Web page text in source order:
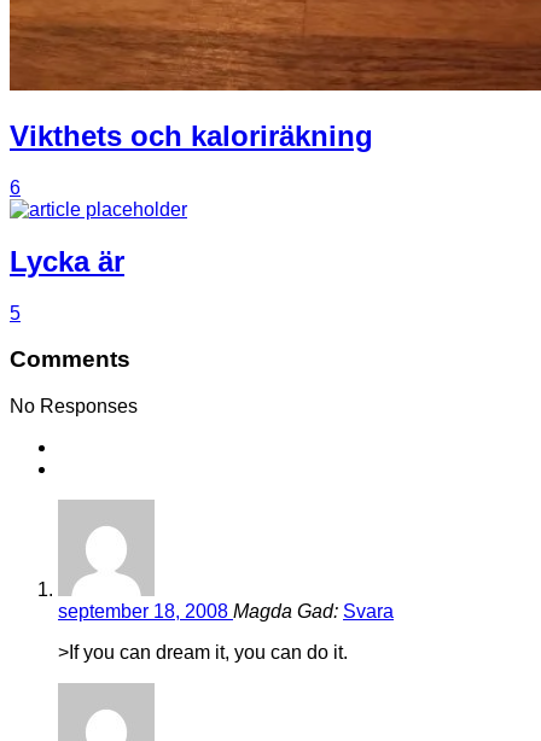
Vikthets och kaloriräkning
6
Lycka är
5
Comments
No Responses
september 18, 2008 Magda Gad: Svara
>If you can dream it, you can do it.